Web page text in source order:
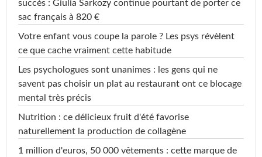
succès : Giulia Sarkozy continue pourtant de porter ce
sac français à 820 €
Votre enfant vous coupe la parole ? Les psys révèlent
ce que cache vraiment cette habitude
Les psychologues sont unanimes : les gens qui ne
savent pas choisir un plat au restaurant ont ce blocage
mental très précis
Nutrition : ce délicieux fruit d'été favorise
naturellement la production de collagène
1 million d'euros, 50 000 vêtements : cette marque de